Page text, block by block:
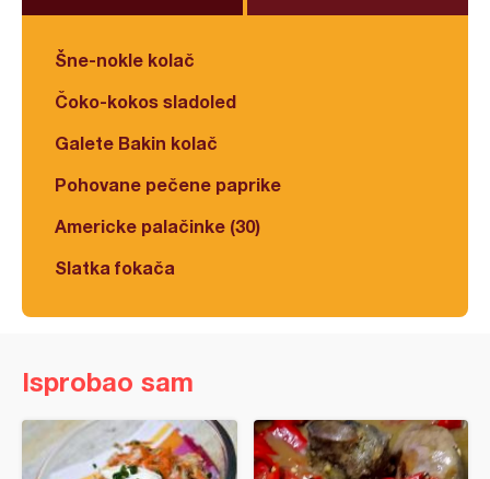
Šne-nokle kolač
Čoko-kokos sladoled
Galete Bakin kolač
Pohovane pečene paprike
Americke palačinke (30)
Slatka fokača
Isprobao sam